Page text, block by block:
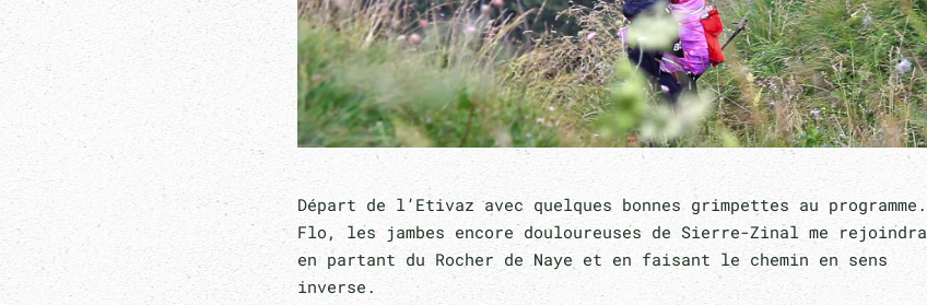
Départ de l’Etivaz avec quelques bonnes grimpettes au programme.
Flo, les jambes encore douloureuses de Sierre-Zinal me rejoindra
en partant du Rocher de Naye et en faisant le chemin en sens
inverse.